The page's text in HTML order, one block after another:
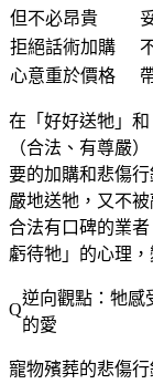
但不必昂貴
拒絕話術加購
心意重於價格
在「好好送牠」
（合法、有尊嚴
要的加購和悲傷
嚴地送牠，又不
合法有口碑的業
虧待牠」的心理
逆向觀點：牠感
的愛
寵物殯葬的悲傷